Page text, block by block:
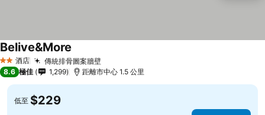
2 星級酒店 傳統排骨圖案牆壁
Belive&More
8.6 極佳 1,299 距離市中心 1.5 公里
低至 $229